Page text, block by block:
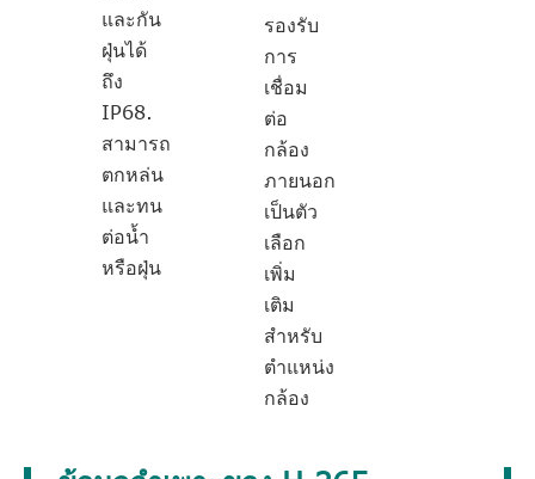
และกัน
ฝุ่นได้
ถึง
IP68.
สามารถ
ตกหล่น
และทน
ต่อน้ำ
หรือฝุ่น
รองรับ
การ
เชื่อม
ต่อ
กล้อง
ภายนอก
เป็นตัว
เลือก
เพิ่ม
เติม
สำหรับ
ตำแหน่ง
กล้อง